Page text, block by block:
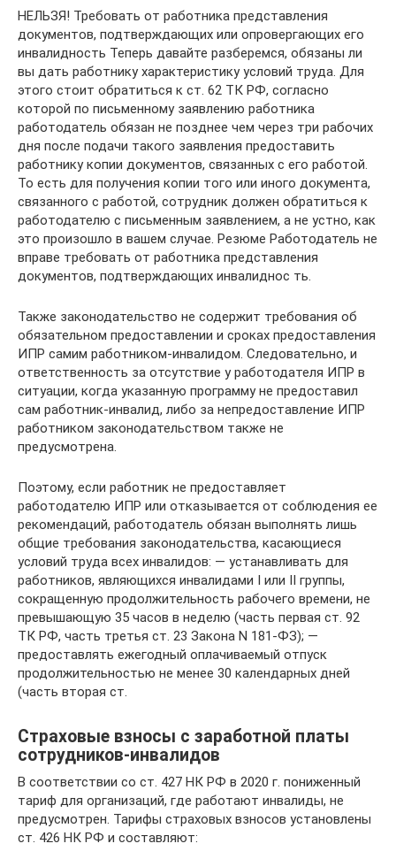
НЕЛЬЗЯ! Требовать от работника представления
документов, подтверждающих или опровергающих его
инвалидность Теперь давайте разберемся, обязаны ли
вы дать работнику характеристику условий труда. Для
этого стоит обратиться к ст. 62 ТК РФ, согласно
которой по письменному заявлению работника
работодатель обязан не позднее чем через три рабочих
дня после подачи такого заявления предоставить
работнику копии документов, связанных с его работой.
То есть для получения копии того или иного документа,
связанного с работой, сотрудник должен обратиться к
работодателю с письменным заявлением, а не устно, как
это произошло в вашем случае. Резюме Работодатель не
вправе требовать от работника представления
документов, подтверждающих инвалиднос ть.
Также законодательство не содержит требования об
обязательном предоставлении и сроках предоставления
ИПР самим работником-инвалидом. Следовательно, и
ответственность за отсутствие у работодателя ИПР в
ситуации, когда указанную программу не предоставил
сам работник-инвалид, либо за непредоставление ИПР
работником законодательством также не
предусмотрена.
Поэтому, если работник не предоставляет
работодателю ИПР или отказывается от соблюдения ее
рекомендаций, работодатель обязан выполнять лишь
общие требования законодательства, касающиеся
условий труда всех инвалидов: — устанавливать для
работников, являющихся инвалидами I или II группы,
сокращенную продолжительность рабочего времени, не
превышающую 35 часов в неделю (часть первая ст. 92
ТК РФ, часть третья ст. 23 Закона N 181-ФЗ); —
предоставлять ежегодный оплачиваемый отпуск
продолжительностью не менее 30 календарных дней
(часть вторая ст.
Страховые взносы с заработной платы
сотрудников-инвалидов
В соответствии со ст. 427 НК РФ в 2020 г. пониженный
тариф для организаций, где работают инвалиды, не
предусмотрен. Тарифы страховых взносов установлены
ст. 426 НК РФ и составляют: